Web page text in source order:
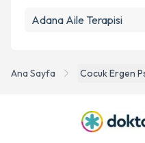
Ana Sayfa Cocuk Ergen
Adana Aile Terapisi